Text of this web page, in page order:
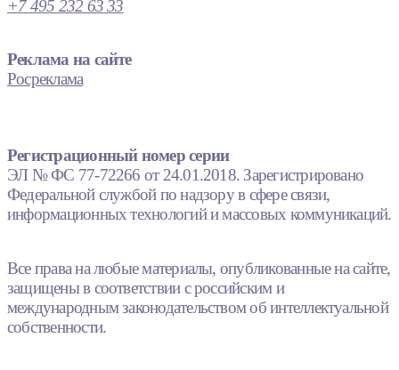
+7 495 232 63 33
Реклама на сайте
Росреклама
Регистрационный номер серии
ЭЛ № ФС 77-72266 от 24.01.2018. Зарегистрировано
Федеральной службой по надзору в сфере связи,
информационных технологий и массовых коммуникаций.
Все права на любые материалы, опубликованные на сайте,
защищены в соответствии с российским и
международным законодательством об интеллектуальной
собственности.